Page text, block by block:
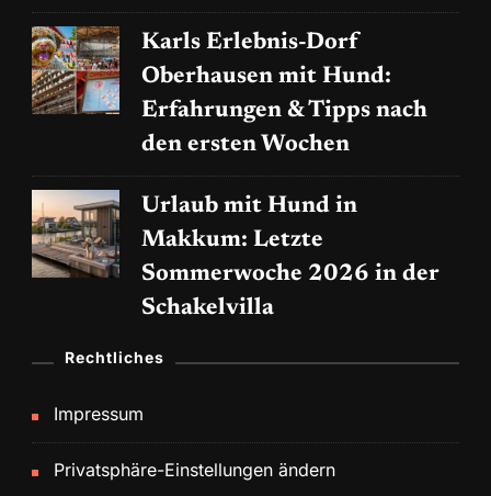
Karls Erlebnis-Dorf
Oberhausen mit Hund:
Erfahrungen & Tipps nach
den ersten Wochen
Urlaub mit Hund in
Makkum: Letzte
Sommerwoche 2026 in der
Schakelvilla
Rechtliches
Impressum
Privatsphäre-Einstellungen ändern